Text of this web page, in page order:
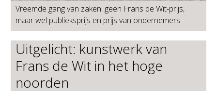
Vreemde gang van zaken: geen Frans de Wit-prijs,
maar wel publieksprijs en prijs van ondernemers
Uitgelicht: kunstwerk van
Frans de Wit in het hoge
noorden